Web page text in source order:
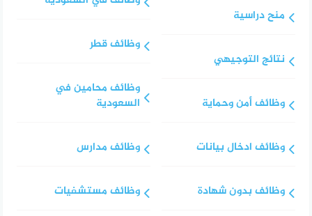
منح دراسية
نتائج التوجيهي
وظائف أمن وحماية
وظائف ادخال بيانات
وظائف بدون شهادة
وظائف قطر
وظائف محامين في
السعودية
وظائف مدارس
وظائف مستشفيات